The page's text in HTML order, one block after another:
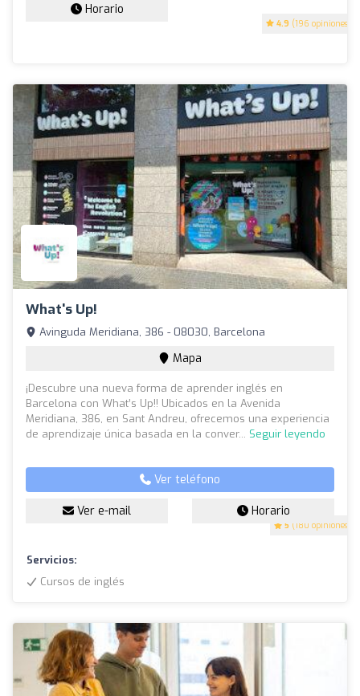
4.9 (196 opiniones)
Horario
What's Up!
5 (180 opiniones)
Avinguda Meridiana, 386 - 08030, Barcelona
Mapa
¡Descubre una nueva forma de aprender inglés en
Barcelona con What’s Up!! Ubicados en la Avenida
Meridiana, 386, en Sant Andreu, ofrecemos una experiencia
de aprendizaje única basada en la conver... Seguir leyendo
Ver teléfono
Ver e-mail Horario
Servicios:
Cursos de inglés